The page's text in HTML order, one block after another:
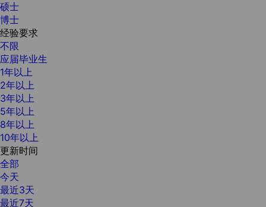
硕士
博士
经验要求
不限
应届毕业生
1年以上
2年以上
3年以上
5年以上
8年以上
10年以上
更新时间
全部
今天
最近3天
最近7天